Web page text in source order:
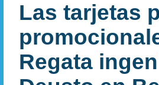
Las tarjetas
Regata